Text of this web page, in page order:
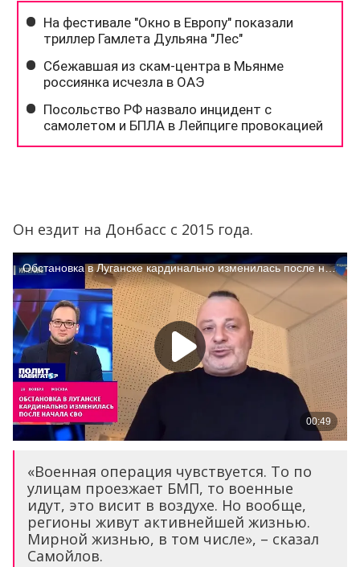
Он ездит на Донбасс с 2015 года.
«Военная операция чувствуется. То по
улицам проезжает БМП, то военные
идут, это висит в воздухе. Но вообще,
регионы живут активнейшей жизнью.
Мирной жизнью, в том числе», – сказал
Самойлов.